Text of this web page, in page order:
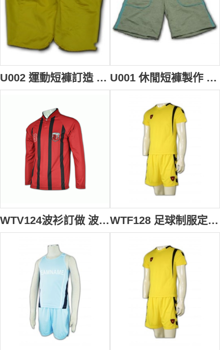
U002 運動短褲訂造 運動短褲度身訂做 U001 休閒短褲製作 休閒短褲設計
WTV124波衫訂做 波衫襯 間條 波衫專門店 波衫鋪 波衫印字 紅色 WTF128 足球制服定做 足球制服網 足球制服批發商